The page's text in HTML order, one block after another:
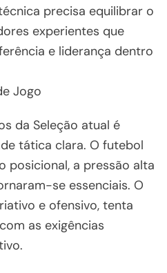
precisa equilibrar o
experientes que
e liderança dentro
Jogo
da Seleção atual é
tática clara. O futebol
posicional, a pressão alta
se essenciais. O
e ofensivo, tenta
as exigências